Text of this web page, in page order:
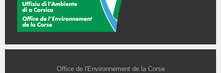
Office de l'Environnement de la Corse